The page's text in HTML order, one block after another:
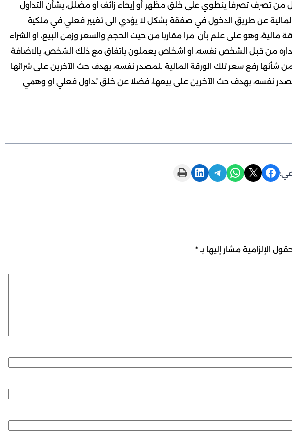
كل من تصرف تصرفا ينطوي على خلق مظهر أو إيحاء زائف او مضلل، بشأن التداول
المالية عن طريق الدخول في صفقة بشكل لا يؤدي الى تغيير فعلي في ملكية
ورقة مالية، وهو على علم بأن امرا مقاربا من حيث الحجم والسعر وزمن البيع، او الشراء
اصداره من قبل الشخص نفسه، او اشخاص يعملون باتفاق مع ذلك الشخص، بالاضافة
من شأنها رفع سعر تلك الورقة المالية للمصدر نفسه، بهدف حث الآخرين على شرائها
نفسه، بهدف حث الآخرين على بيعها، فضلا عن خلق تداول فعلي او وهمي
Share on Facebook
Share on X
Share on WhatsApp
Share on Telegram
Share on LinkedIn
Print this Page
الإلزامية مشار إليها بـ *